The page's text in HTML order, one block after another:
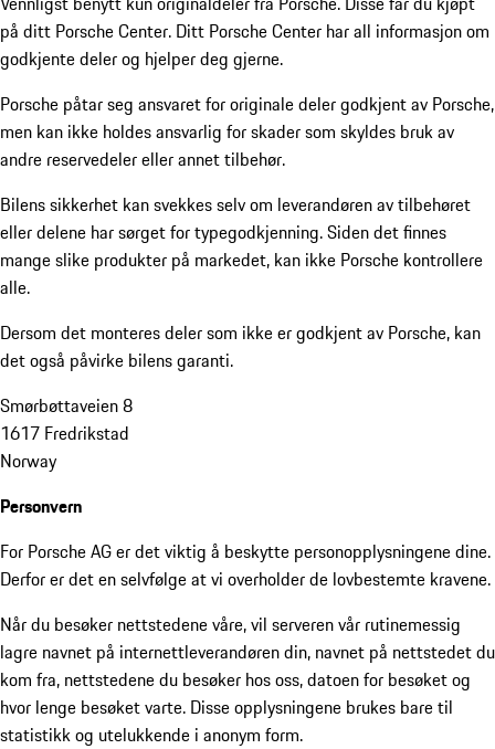
på ditt Porsche Center. Ditt Porsche Center har all informasjon om
godkjente deler og hjelper deg gjerne.
Porsche påtar seg ansvaret for originale deler godkjent av Porsche,
men kan ikke holdes ansvarlig for skader som skyldes bruk av
andre reservedeler eller annet tilbehør.
Bilens sikkerhet kan svekkes selv om leverandøren av tilbehøret
eller delene har sørget for typegodkjenning. Siden det finnes
mange slike produkter på markedet, kan ikke Porsche kontrollere
alle.
Dersom det monteres deler som ikke er godkjent av Porsche, kan
det også påvirke bilens garanti.
Smørbøttaveien 8
1617 Fredrikstad
Norway
Personvern
For Porsche AG er det viktig å beskytte personopplysningene dine.
Derfor er det en selvfølge at vi overholder de lovbestemte kravene.
Når du besøker nettstedene våre, vil serveren vår rutinemessig
lagre navnet på internettleverandøren din, navnet på nettstedet du
kom fra, nettstedene du besøker hos oss, datoen for besøket og
hvor lenge besøket varte. Disse opplysningene brukes bare til
statistikk og utelukkende i anonym form.